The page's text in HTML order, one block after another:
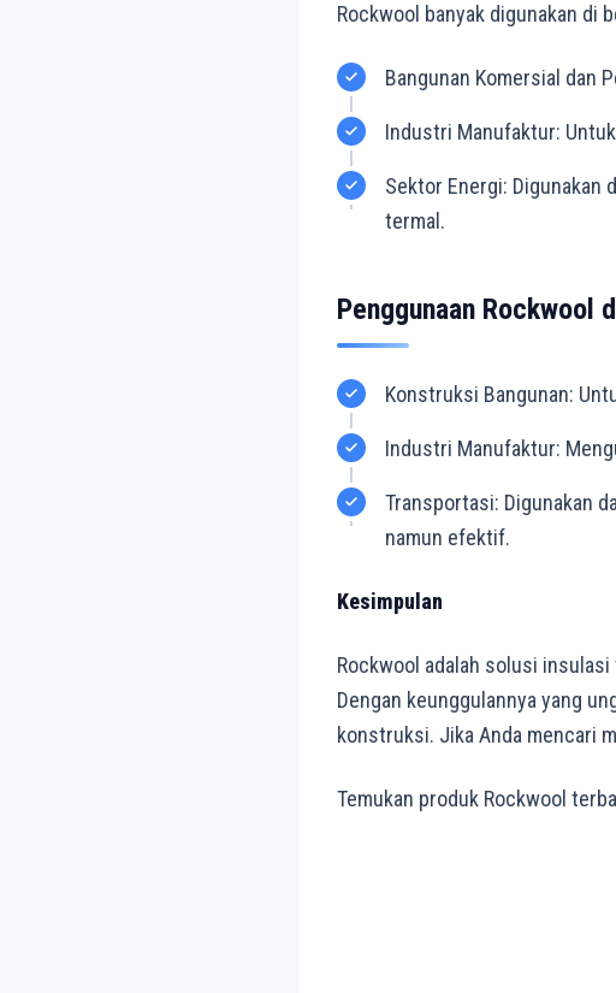
Rockwool banyak digunakan di
Bangunan Komersial dan
Industri Manufaktur:
Sektor Energi:
termal.
Penggunaan Rockwool
Konstruksi Bangunan:
Industri Manufaktur:
Transportasi: Digunakan
namun efektif.
Kesimpulan
Rockwool adalah solusi
Dengan keunggulannya yang
konstruksi. Jika Anda mencari
Temukan produk Rockwool